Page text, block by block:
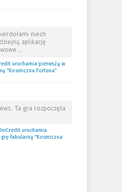
niech
aplikację
…
uruchamia pierwszą w
“Kosmiczna Fortuna”
Ta gra rozpoczęła
uruchamia
fabularną “Kosmiczna